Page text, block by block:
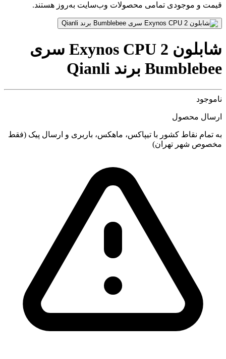
قیمت و موجودی تمامی محصولات وب‌سایت به‌روز هستند.
شابلون Exynos CPU 2 سری
Bumblebee برند Qianli
ناموجود
ارسال محصول
به تمام نقاط کشور با تیپاکس، ماهکس، باربری و ارسال پیک (فقط
مخصوص شهر تهران)